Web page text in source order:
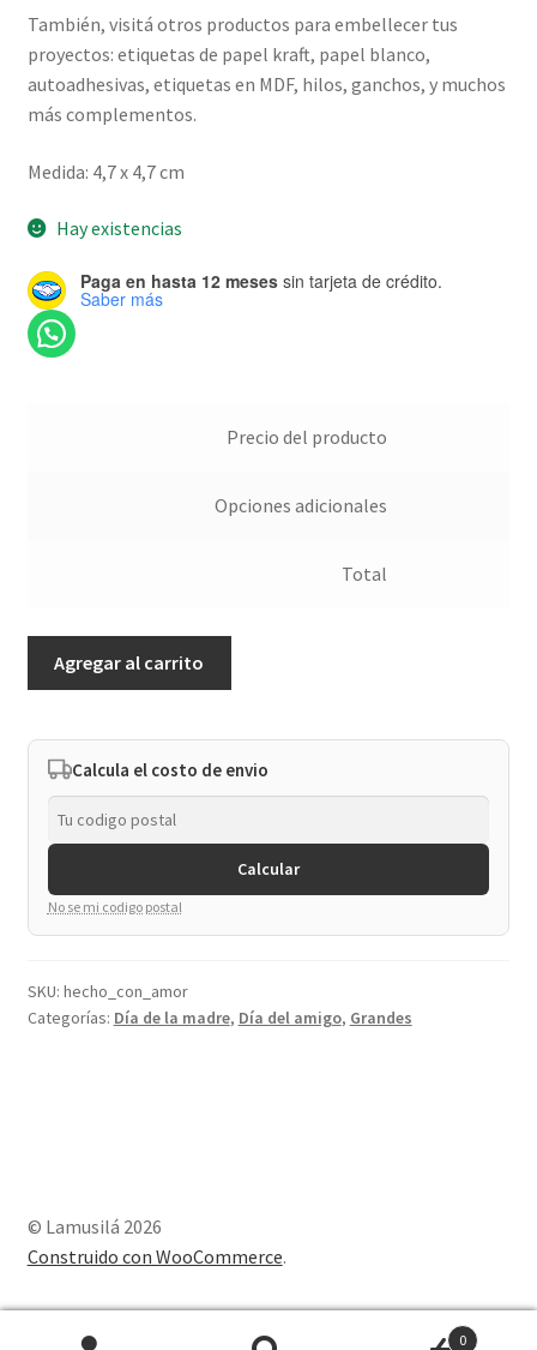
También, visitá otros productos para embellecer tus
proyectos: etiquetas de papel kraft, papel blanco,
autoadhesivas, etiquetas en MDF, hilos, ganchos, y muchos
más complementos.
Medida: 4,7 x 4,7 cm
Hay existencias
Paga en hasta 12 mesessin tarjeta de crédito.
Saber más
Precio del producto
Opciones adicionales
Total
cantidad
Agregar al carrito
Calcula el costo de envio
Calcular
No se mi codigo postal
SKU: hecho_con_amor
Categorías: Día de la madre, Día del amigo, Grandes
© Lamusilá 2026
Construido con WooCommerce.
0